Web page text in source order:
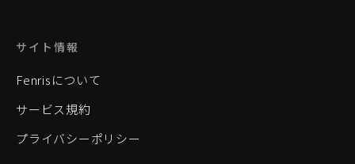
サイト情報
Fenrisについて
サービス規約
プライバシーポリシー